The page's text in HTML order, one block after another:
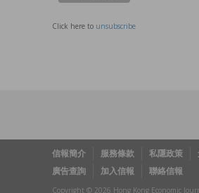
Click here to unsubscribe
信報簡介 服務條款 私隱政策
廣告查詢
加入信報 聯絡信報
Copyright © 2026 Hong Kong Economic